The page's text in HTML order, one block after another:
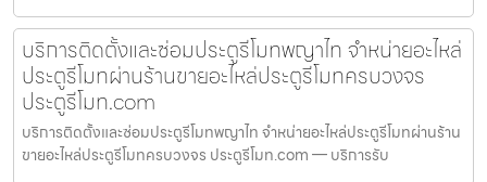
บริการติดตั้งและซ่อมประตูรีโมทพญาไท จำหน่ายอะไหล่
ประตูรีโมทผ่านร้านขายอะไหล่ประตูรีโมทครบวงจร
ประตูรีโมท.com
บริการติดตั้งและซ่อมประตูรีโมทพญาไท จำหน่ายอะไหล่ประตูรีโมทผ่านร้าน
ขายอะไหล่ประตูรีโมทครบวงจร ประตูรีโมท.com — บริการรับ